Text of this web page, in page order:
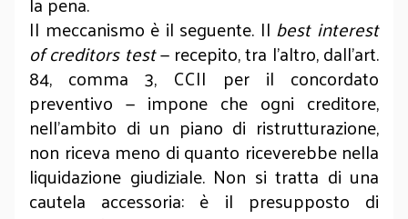
Il meccanismo è il seguente. Il best interest
of creditors test— recepito, tra l’altro, dall’art.
84, comma 3, CCII per il concordato
preventivo — impone che ogni creditore,
nell’ambito di un piano di ristrutturazione,
non riceva meno di quanto riceverebbe nella
liquidazione giudiziale. Non si tratta di una
cautela accessoria: è il presupposto di